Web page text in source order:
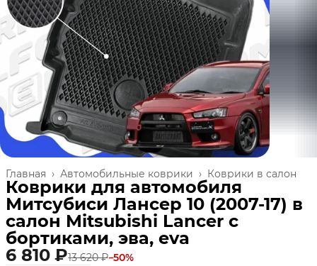
Коврики в салон
Автомобильные коврики ›
Главная ›
Коврики для автомобиля
Митсубиси Лансер 10 (2007-17) в
салон Mitsubishi Lancer с
бортиками, эва, eva
6 810 ₽13 620 ₽−50%